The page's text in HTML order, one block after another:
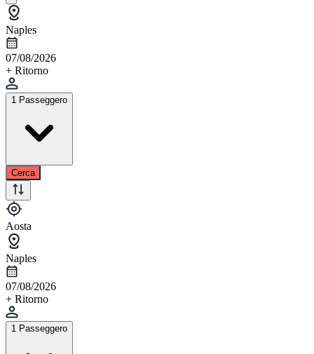
Naples
07/08/2026
+ Ritorno
1 Passeggero
Cerca
Aosta
Naples
07/08/2026
+ Ritorno
1 Passeggero